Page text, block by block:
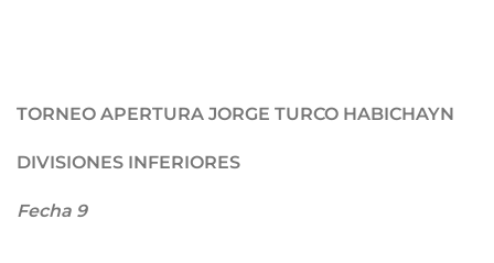
TORNEO APERTURA JORGE TURCO HABICHAYN
DIVISIONES INFERIORES
Fecha 9